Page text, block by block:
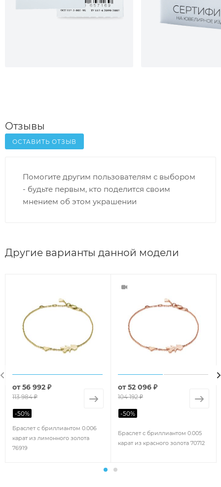
Отзывы
ОСТАВИТЬ ОТЗЫВ
Помогите другим пользователям с выбором
- будьте первым, кто поделится своим
мнением об этом украшении
Другие варианты данной модели
Браслет с бриллиантом 0.006
карат из лимонного золота
76919
от56 992 ₽
113 984 ₽
-50%
Браслет с бриллиантом 0.005
карат из красного золота 70712
от52 096 ₽
104 192 ₽
-50%